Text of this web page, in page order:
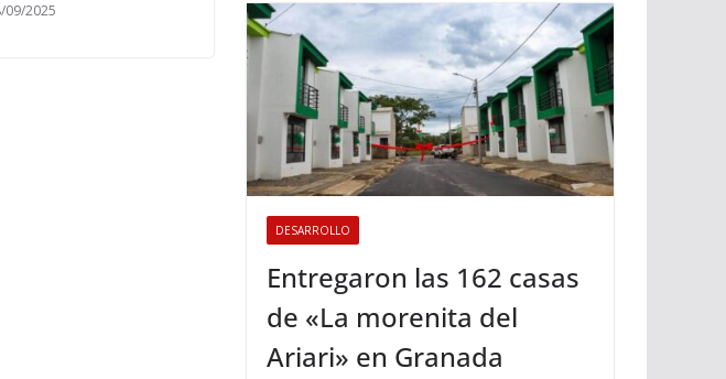
09/2025
DESARROLLO
Entregaron las 162 casas
de «La morenita del
Ariari» en Granada